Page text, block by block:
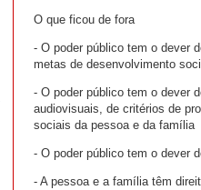
O que ficou de fora
- O poder público tem o dever
metas de desenvolvimento
- O poder público tem o dever
audiovisuais, de critérios de
sociais da pessoa e da família
- O poder público tem o dever
- A pessoa e a família têm